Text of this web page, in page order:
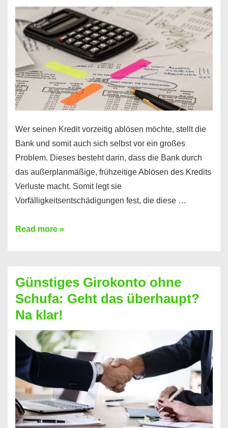
Mit
diesen
Regeln!
Wer seinen Kredit vorzeitig ablösen möchte, stellt die
Bank und somit auch sich selbst vor ein großes
Problem. Dieses besteht darin, dass die Bank durch
das außerplanmäßige, frühzeitige Ablösen des Kredits
Verluste macht. Somit legt sie
Vorfälligkeitsentschädigungen fest, die diese …
Kredit
dabei
profitieren
–
So
funktioniert’s
Read more »
Günstiges Girokonto ohne
Schufa: Geht das überhaupt?
Na klar!